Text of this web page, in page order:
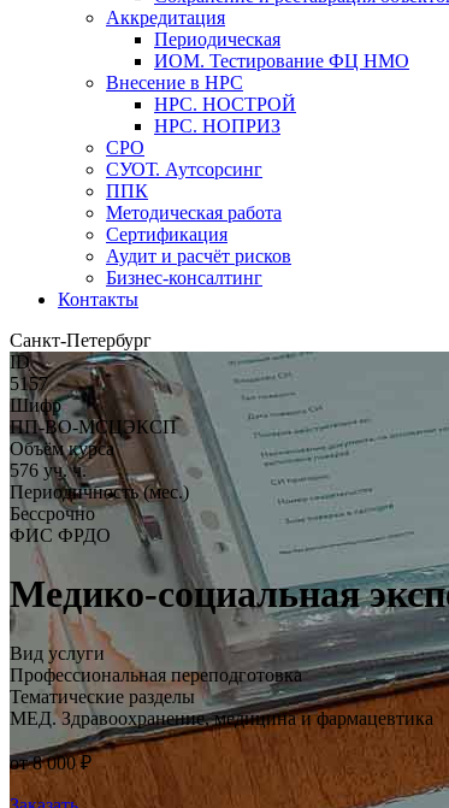
Аккредитация
Периодическая
ИОМ. Тестирование ФЦ НМО
Внесение в НРС
НРС. НОСТРОЙ
НРС. НОПРИЗ
СРО
СУОТ. Аутсорсинг
ППК
Методическая работа
Сертификация
Аудит и расчёт рисков
Бизнес-консалтинг
Контакты
Санкт-Петербург
ID
5157
Шифр
ПП-ВО-МСЦЭКСП
Объём курса
576 уч. ч.
Периодичность (мес.)
Бессрочно
ФИС ФРДО
Медико-социальная
Вид услуги
Профессиональная переподготовка
Тематические разделы
МЕД. Здравоохранение, медицина и фармацевтика
от 8 000 ₽